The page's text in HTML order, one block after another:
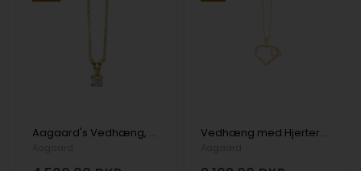
Aagaard's Vedhæng, 8k guld m/0,75 Labgrown diamant Vedhæng med Hjerter i 8 Karat Guld inkl. Forgyldt Sølvkæde 45 cm